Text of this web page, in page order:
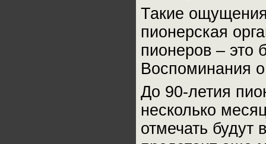
Такие
пионерская
пионеров – это
Воспоминания о
До 90-летия
несколько
отмечать будут